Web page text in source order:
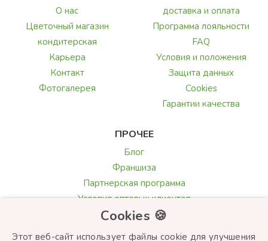
О нас
Цветочный магазин
кондитерская
Карьера
Контакт
Фотогалерея
доставка и оплата
Программа лояльности
FAQ
Условия и положения
Защита данных
Cookies
Гарантии качества
ПРОЧЕЕ
Блог
Франшиза
Партнерская программа
Условия оптовых клиентов
Галерея и обзоры
Cookies 🍪
Этот веб-сайт использует файлы cookie для улучшения